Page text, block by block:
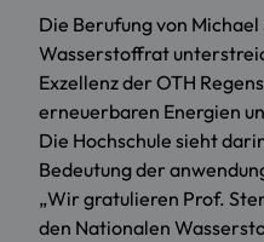
Die Berufung von
Wasserstoffrat
Exzellenz der OTH
erneuerbaren Energien
Die Hochschule sieht
Bedeutung der
„Wir gratulieren Prof.
den Nationalen